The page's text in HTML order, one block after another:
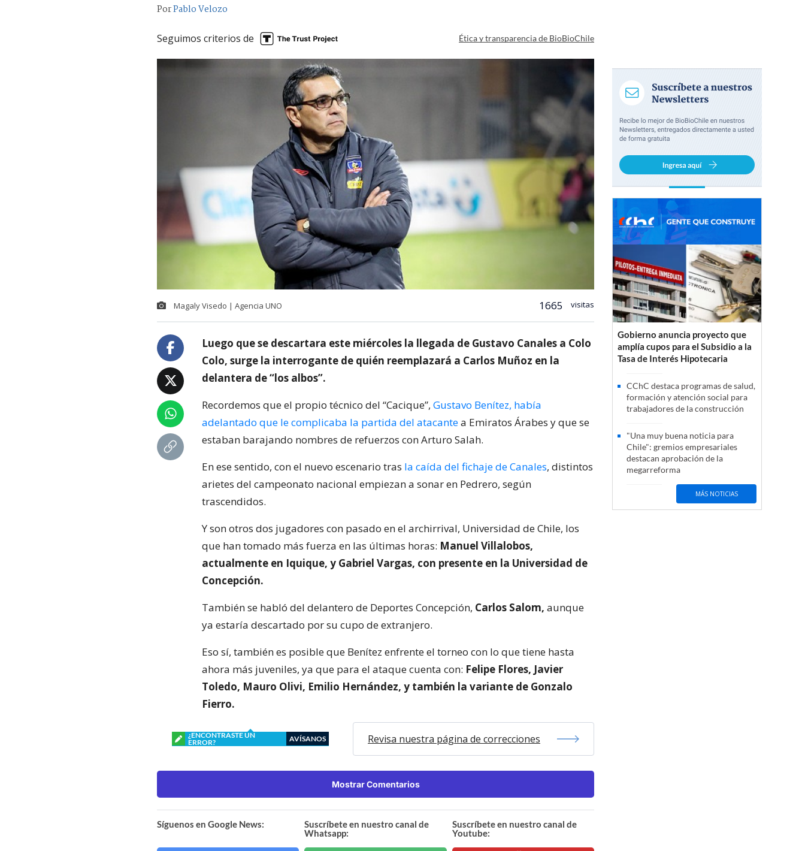
PorPablo Velozo
Seguimos criterios de Ética y transparencia de BioBioChile
Magaly Visedo | Agencia UNO 1665 visitas
Luego que se descartara este miércoles la llegada de Gustavo Canales a Colo
Colo, surge la interrogante de quién reemplazará a Carlos Muñoz en la
delantera de “los albos”.
Recordemos que el propio técnico del “Cacique”, Gustavo Benítez, había
adelantado que le complicaba la partida del atacantea Emiratos Árabes y que se
estaban barajando nombres de refuerzos con Arturo Salah.
En ese sentido, con el nuevo escenario tras la caída del fichaje de Canales, distintos
arietes del campeonato nacional empiezan a sonar en Pedrero, según
trascendidos.
Y son otros dos jugadores con pasado en el archirrival, Universidad de Chile, los
que han tomado más fuerza en las últimas horas: Manuel Villalobos,
actualmente en Iquique, y Gabriel Vargas, con presente en la Universidad de
Concepción.
También se habló del delantero de Deportes Concepción, Carlos Salom, aunque
ya estaría descartado por su cupo de extranjero.
Eso sí, también es posible que Benítez enfrente el torneo con lo que tiene hasta
ahora más juveniles, ya que para el ataque cuenta con: Felipe Flores, Javier
Toledo, Mauro Olivi, Emilio Hernández, y también la variante de Gonzalo
Fierro.
¿ENCONTRASTE UN
ERROR?
AVÍSANOS Revisa nuestra página de correcciones
Mostrar Comentarios
Síguenos en Google News:
Suscríbete en nuestro canal de
Whatsapp:
Suscríbete en nuestro canal de
Youtube:
Gobierno anuncia proyecto que
amplía cupos para el Subsidio a la
Tasa de Interés Hipotecaria
CChC destaca programas de salud,
formación y atención social para
trabajadores de la construcción
"Una muy buena noticia para
Chile": gremios empresariales
destacan aprobación de la
megarreforma
MÁS NOTICIAS